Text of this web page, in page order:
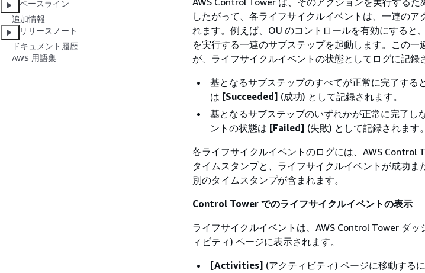
ベースライン
追加情報
リリースノート
ドキュメント履歴
AWS 用語集
したがって、各ライフサイクルイベントは、一連のア
れます。例えば、OU のコントロールを有効にすると
を実行する一連のサブステップを起動します。この
が、ライフサイクルイベントの状態としてログに記録
基となるサブステップのすべてが正常に完了する
は [Succeeded] (成功) として記録されます。
基となるサブステップのいずれかが正常に完了し
ントの状態は [Failed] (失敗) として記録されます。
各ライフサイクルイベントのログには、AWS Control
タイムスタンプと、ライフサイクルイベントが成功
別のタイムスタンプが含まれます。
Control Tower でのライフサイクルイベントの表示
ライフサイクルイベントは、AWS Control Tower ダッ
ィビティ) ページに表示されます。
[Activities] (アクティビティ) ページに移動する